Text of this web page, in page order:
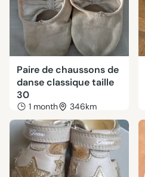
Paire de chaussons de
danse classique taille
30
1 month 346km